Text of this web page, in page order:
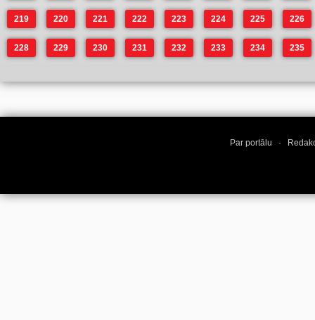
219 220 221 222 223 224 225 226
228 229 230 231 232 233 234 235
Par portālu ·